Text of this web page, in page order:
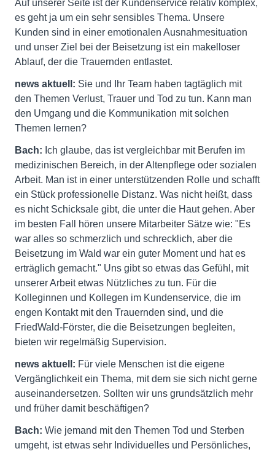
Auf unserer Seite ist der Kundenservice relativ komplex,
es geht ja um ein sehr sensibles Thema. Unsere
Kunden sind in einer emotionalen Ausnahmesituation
und unser Ziel bei der Beisetzung ist ein makelloser
Ablauf, der die Trauernden entlastet.
news aktuell: Sie und Ihr Team haben tagtäglich mit
den Themen Verlust, Trauer und Tod zu tun. Kann man
den Umgang und die Kommunikation mit solchen
Themen lernen?
Bach: Ich glaube, das ist vergleichbar mit Berufen im
medizinischen Bereich, in der Altenpflege oder sozialen
Arbeit. Man ist in einer unterstützenden Rolle und schafft
ein Stück professionelle Distanz. Was nicht heißt, dass
es nicht Schicksale gibt, die unter die Haut gehen. Aber
im besten Fall hören unsere Mitarbeiter Sätze wie: "Es
war alles so schmerzlich und schrecklich, aber die
Beisetzung im Wald war ein guter Moment und hat es
erträglich gemacht." Uns gibt so etwas das Gefühl, mit
unserer Arbeit etwas Nützliches zu tun. Für die
Kolleginnen und Kollegen im Kundenservice, die im
engen Kontakt mit den Trauernden sind, und die
FriedWald-Förster, die die Beisetzungen begleiten,
bieten wir regelmäßig Supervision.
news aktuell: Für viele Menschen ist die eigene
Vergänglichkeit ein Thema, mit dem sie sich nicht gerne
auseinandersetzen. Sollten wir uns grundsätzlich mehr
und früher damit beschäftigen?
Bach: Wie jemand mit den Themen Tod und Sterben
umgeht, ist etwas sehr Individuelles und Persönliches,